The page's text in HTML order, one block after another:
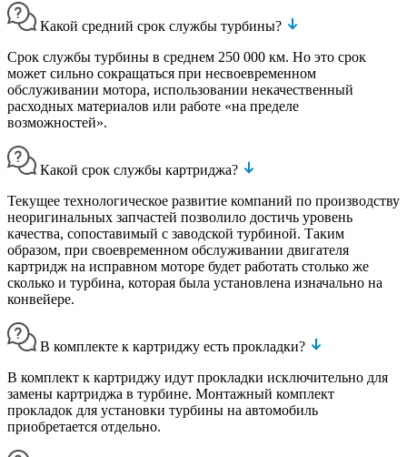
Какой средний срок службы турбины?
Срок службы турбины в среднем 250 000 км. Но это срок
может сильно сокращаться при несвоевременном
обслуживании мотора, использовании некачественный
расходных материалов или работе «на пределе
возможностей».
Какой срок службы картриджа?
Текущее технологическое развитие компаний по производству
неоригинальных запчастей позволило достичь уровень
качества, сопоставимый с заводской турбиной. Таким
образом, при своевременном обслуживании двигателя
картридж на исправном моторе будет работать столько же
сколько и турбина, которая была установлена изначально на
конвейере.
В комплекте к картриджу есть прокладки?
В комплект к картриджу идут прокладки исключительно для
замены картриджа в турбине. Монтажный комплект
прокладок для установки турбины на автомобиль
приобретается отдельно.